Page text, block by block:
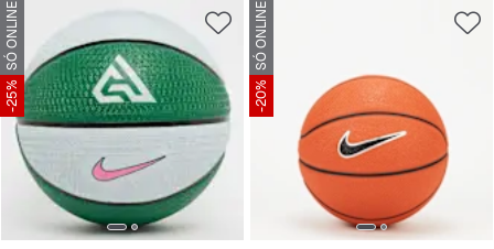
SÓ ONLINE
-25%
SÓ ONLINE
-20%